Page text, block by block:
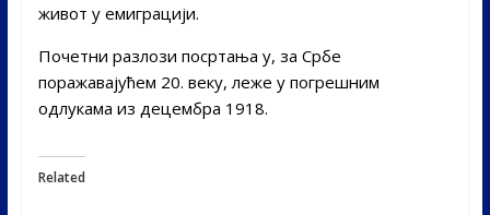
живот у емиграцији.
Почетни разлози посртања у, за Србе
поражавајућем 20. веку, леже у погрешним
одлукама из децембра 1918.
Related